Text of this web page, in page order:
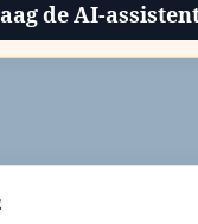
de AI-